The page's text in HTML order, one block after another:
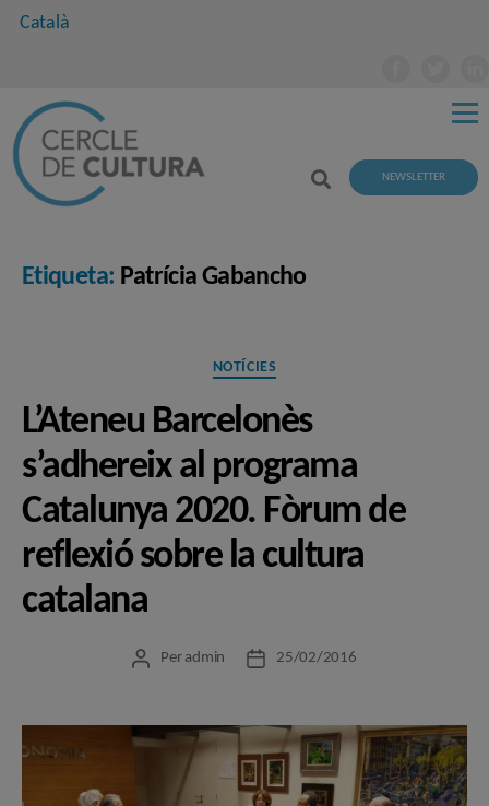
Català
NEWSLETTER
Etiqueta: Patrícia Gabancho
Categories
NOTÍCIES
L’Ateneu Barcelonès
s’adhereix al programa
Catalunya 2020. Fòrum de
reflexió sobre la cultura
catalana
Autor
Per admin
Data25/02/2016